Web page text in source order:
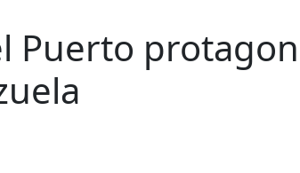
Puerto